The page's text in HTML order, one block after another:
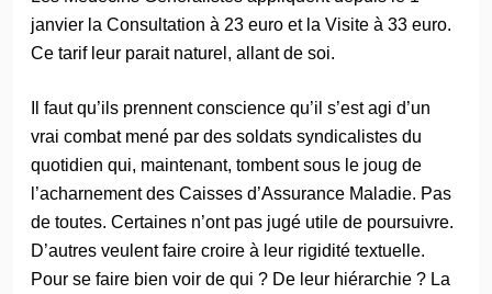
janvier la Consultation à 23 euro et la Visite à 33 euro.
Ce tarif leur parait naturel, allant de soi.
Il faut qu’ils prennent conscience qu’il s’est agi d’un
vrai combat mené par des soldats syndicalistes du
quotidien qui, maintenant, tombent sous le joug de
l’acharnement des Caisses d’Assurance Maladie. Pas
de toutes. Certaines n’ont pas jugé utile de poursuivre.
D’autres veulent faire croire à leur rigidité textuelle.
Pour se faire bien voir de qui ? De leur hiérarchie ? La